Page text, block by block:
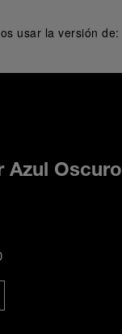
usar la versión de:
Azul Oscuro